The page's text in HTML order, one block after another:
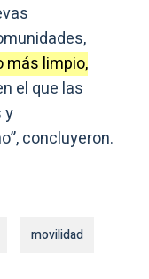
más limpio,
el que las
y
concluyeron.
movilidad